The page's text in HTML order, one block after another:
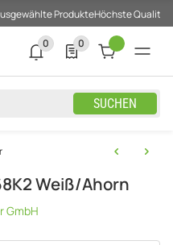
ProdukteHöchste Qualität
SUCHEN
0
0 neue Notifizierungen
0
0 Produkte in der
GmbH
Weiß/Ahorn